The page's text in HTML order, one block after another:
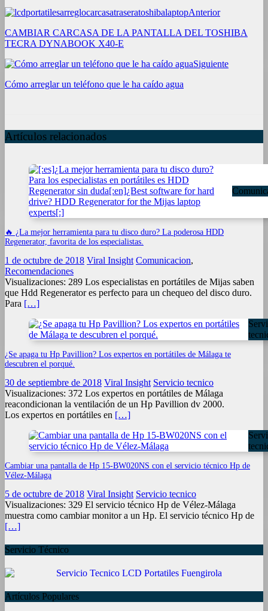
Anterior
CAMBIAR CARCASA DE LA PANTALLA DEL TOSHIBA
TECRA DYNABOOK X40-E
Siguiente
Cómo arreglar un teléfono que le ha caído agua
Artículos relacionados
🔥 ¿La mejor herramienta para tu disco duro? La poderosa HDD
Regenerator, favorita de los especialistas.
1 de octubre de 2018 Viral Insight Comunicacion,
Recomendaciones
Visualizaciones: 289 Los especialistas en portátiles de Mijas saben
que Hdd Regenerator es perfecto para un chequeo del disco duro.
Para […]
¿Se apaga tu Hp Pavillion? Los expertos en portátiles de Málaga te
descubren el porqué.
30 de septiembre de 2018 Viral Insight Servicio tecnico
Visualizaciones: 372 Los expertos en portátiles de Málaga
reacondicionan la ventilación de un Hp Pavillion dv 2000.
Los expertos en portátiles en […]
Cambiar una pantalla de Hp 15-BW020NS con el servicio técnico Hp de
Vélez-Málaga
5 de octubre de 2018 Viral Insight Servicio tecnico
Visualizaciones: 329 El servicio técnico Hp de Vélez-Málaga
muestra como cambiar monitor a un Hp. El servicio técnico Hp de
[…]
Servicio Técnico
Artículos Populares